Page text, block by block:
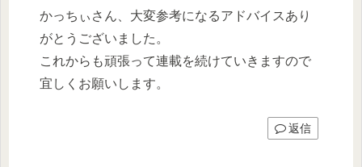
かっちぃさん、大変参考になるアドバイスあり
がとうございました。
これからも頑張って連載を続けていきますので
宜しくお願いします。
返信